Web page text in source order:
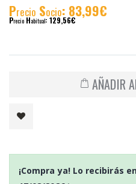
Precio Socio: 83,99€
Precio Habitual: 129,56€
AÑADIR
¡Compra ya! Lo recibirás